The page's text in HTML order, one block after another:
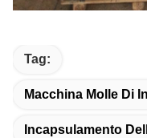
Tag:
Macchina Molle Di
Incapsulamento